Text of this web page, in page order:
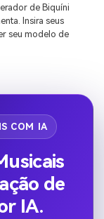
de Biquíni
Insira seus
seu modelo de
COM IA
de
IA.